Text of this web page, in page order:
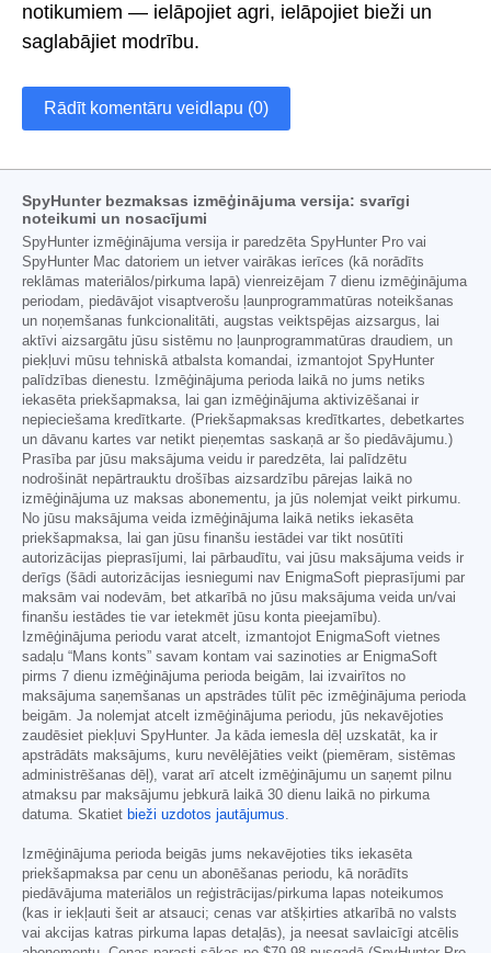
notikumiem — ielāpojiet agri, ielāpojiet bieži un
saglabājiet modrību.
Rādīt komentāru veidlapu (0)
SpyHunter bezmaksas izmēģinājuma versija: svarīgi
noteikumi un nosacījumi
SpyHunter izmēģinājuma versija ir paredzēta SpyHunter Pro vai
SpyHunter Mac datoriem un ietver vairākas ierīces (kā norādīts
reklāmas materiālos/pirkuma lapā) vienreizējam 7 dienu izmēģinājuma
periodam, piedāvājot visaptverošu ļaunprogrammatūras noteikšanas
un noņemšanas funkcionalitāti, augstas veiktspējas aizsargus, lai
aktīvi aizsargātu jūsu sistēmu no ļaunprogrammatūras draudiem, un
piekļuvi mūsu tehniskā atbalsta komandai, izmantojot SpyHunter
palīdzības dienestu. Izmēģinājuma perioda laikā no jums netiks
iekasēta priekšapmaksa, lai gan izmēģinājuma aktivizēšanai ir
nepieciešama kredītkarte. (Priekšapmaksas kredītkartes, debetkartes
un dāvanu kartes var netikt pieņemtas saskaņā ar šo piedāvājumu.)
Prasība par jūsu maksājuma veidu ir paredzēta, lai palīdzētu
nodrošināt nepārtrauktu drošības aizsardzību pārejas laikā no
izmēģinājuma uz maksas abonementu, ja jūs nolemjat veikt pirkumu.
No jūsu maksājuma veida izmēģinājuma laikā netiks iekasēta
priekšapmaksa, lai gan jūsu finanšu iestādei var tikt nosūtīti
autorizācijas pieprasījumi, lai pārbaudītu, vai jūsu maksājuma veids ir
derīgs (šādi autorizācijas iesniegumi nav EnigmaSoft pieprasījumi par
maksām vai nodevām, bet atkarībā no jūsu maksājuma veida un/vai
finanšu iestādes tie var ietekmēt jūsu konta pieejamību).
Izmēģinājuma periodu varat atcelt, izmantojot EnigmaSoft vietnes
sadaļu “Mans konts” savam kontam vai sazinoties ar EnigmaSoft
pirms 7 dienu izmēģinājuma perioda beigām, lai izvairītos no
maksājuma saņemšanas un apstrādes tūlīt pēc izmēģinājuma perioda
beigām. Ja nolemjat atcelt izmēģinājuma periodu, jūs nekavējoties
zaudēsiet piekļuvi SpyHunter. Ja kāda iemesla dēļ uzskatāt, ka ir
apstrādāts maksājums, kuru nevēlējāties veikt (piemēram, sistēmas
administrēšanas dēļ), varat arī atcelt izmēģinājumu un saņemt pilnu
atmaksu par maksājumu jebkurā laikā 30 dienu laikā no pirkuma
datuma. Skatiet bieži uzdotos jautājumus.
Izmēģinājuma perioda beigās jums nekavējoties tiks iekasēta
priekšapmaksa par cenu un abonēšanas periodu, kā norādīts
piedāvājuma materiālos un reģistrācijas/pirkuma lapas noteikumos
(kas ir iekļauti šeit ar atsauci; cenas var atšķirties atkarībā no valsts
vai akcijas katras pirkuma lapas detaļās), ja neesat savlaicīgi atcēlis